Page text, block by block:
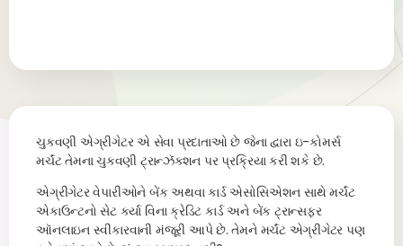
ચુકવણી એગ્રીગેટર એ સેવા પ્રદાતાઓ છે જેના દ્વારા ઇ-કોમર્સ
મર્ચંટ તેમના ચુકવણી ટ્રાન્ઝૅક્શન પર પ્રક્રિયા કરી શકે છે.
એગ્રીગેટર વેપારીઓને બેંક અથવા કાર્ડ એસોસિએશન સાથે મર્ચંટ
એકાઉન્ટનો સેટ કર્યા વિના ક્રેડિટ કાર્ડ અને બેંક ટ્રાન્સફર
ઑનલાઇન સ્વીકારવાની મંજૂરી આપે છે. તેમને મર્ચંટ એગ્રીગેટર પણ